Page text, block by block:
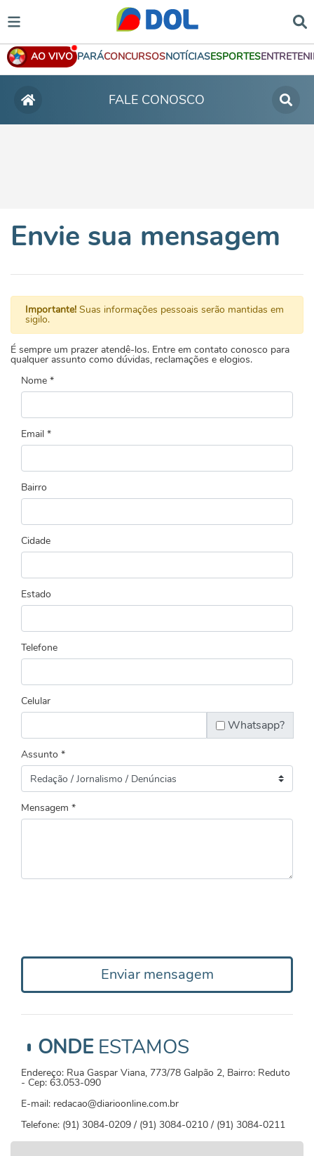
AO VIVO PARÁCONCURSOSNOTÍCIASESPORTES
FALE CONOSCO
Envie sua mensagem
Importante! Suas informações pessoais serão mantidas em
sigilo.
É sempre um prazer atendê-los. Entre em contato conosco para
qualquer assunto como dúvidas, reclamações e elogios.
Nome *
Email *
Bairro
Cidade
Estado
Telefone
Celular
Whatsapp?
Assunto *
Mensagem *
Enviar mensagem
ONDE ESTAMOS
Endereço: Rua Gaspar Viana, 773/78 Galpão 2, Bairro: Reduto
- Cep: 63.053-090
E-mail: redacao@diarioonline.com.br
Telefone: (91) 3084-0209 / (91) 3084-0210 / (91) 3084-0211